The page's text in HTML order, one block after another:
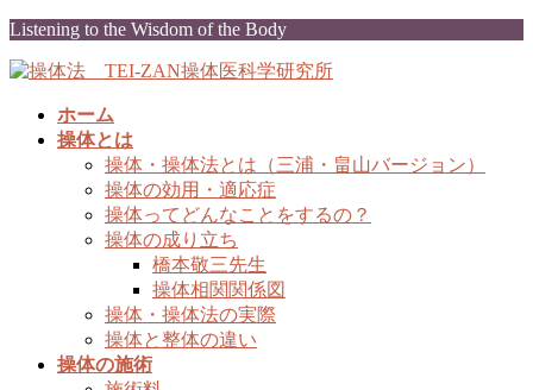
コ
テ
ナ
ゲ
Listening to the Wisdom of the Body
ホーム
操体とは
操体・操体法とは（三浦・畠山バージョン）
操体の効用・適応症
操体ってどんなことをするの？
操体の成り立ち
橋本敬三先生
操体相関関係図
操体・操体法の実際
操体と整体の違い
操体の施術